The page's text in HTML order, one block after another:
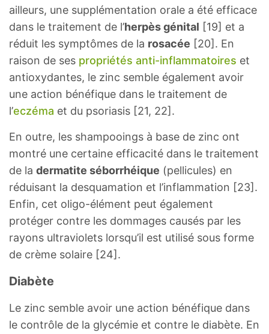
ailleurs, une supplémentation orale a été efficace
dans le traitement de l’herpès génital [19] et a
réduit les symptômes de la rosacée [20]. En
raison de ses propriétés anti-inflammatoires et
antioxydantes, le zinc semble également avoir
une action bénéfique dans le traitement de
l’eczéma et du psoriasis [21, 22].
En outre, les shampooings à base de zinc ont
montré une certaine efficacité dans le traitement
de la dermatite séborrhéique (pellicules) en
réduisant la desquamation et l’inflammation [23].
Enfin, cet oligo-élément peut également
protéger contre les dommages causés par les
rayons ultraviolets lorsqu’il est utilisé sous forme
de crème solaire [24].
Diabète
Le zinc semble avoir une action bénéfique dans
le contrôle de la glycémie et contre le diabète. En